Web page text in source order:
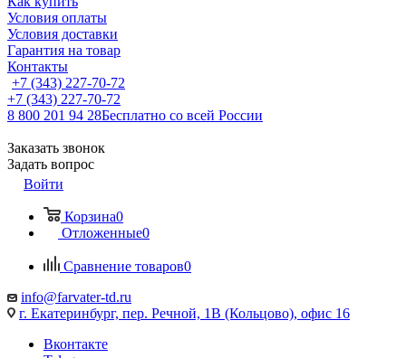
Условия оплаты
Условия доставки
Гарантия на товар
Контакты
+7 (343) 227-70-72
+7 (343) 227-70-72
8 800 201 94 28Бесплатно со всей России
Заказать звонок
Задать вопрос
Войти
Корзина0
Отложенные0
Сравнение товаров0
info@farvater-td.ru
г. Екатеринбург, пер. Речной, 1В (Кольцово), офис 16
Вконтакте